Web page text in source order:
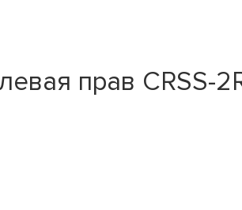
прав CRSS-